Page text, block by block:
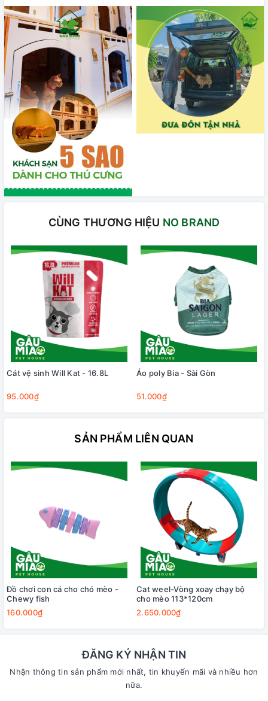
CÙNG THƯƠNG HIỆU NO BRAND
Cát vệ sinh Will Kat - 16.8L
95.000₫
Áo poly Bia - Sài Gòn
51.000₫
SẢN PHẨM LIÊN QUAN
Đồ chơi con cá cho chó mèo -
Chewy fish
160.000₫
Cat weel-Vòng xoay chạy bộ
cho mèo 113*120cm
2.650.000₫
ĐĂNG KÝ NHẬN TIN
Nhận thông tin sản phẩm mới nhất, tin khuyến mãi và nhiều hơn
nữa.